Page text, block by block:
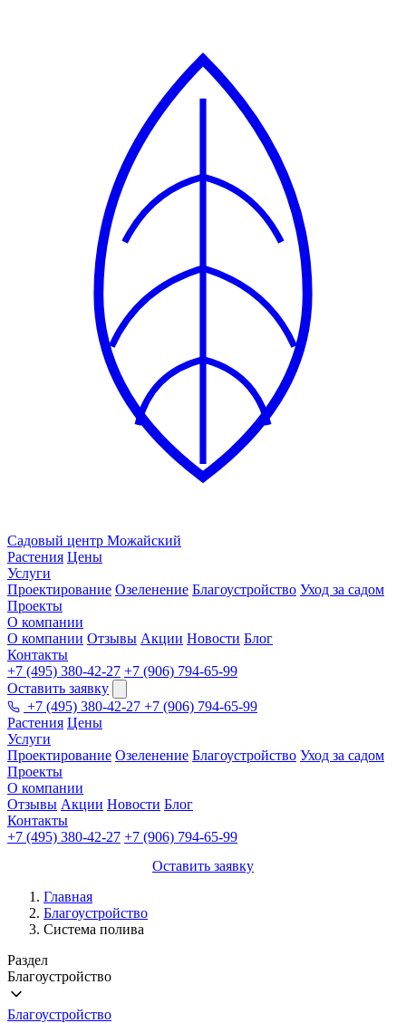
Садовый центр Можайский
Растения Цены
Услуги
Проектирование Озеленение Благоустройство Уход за садом
Проекты
О компании
О компании Отзывы Акции Новости Блог
Контакты
+7 (495) 380-42-27 +7 (906) 794-65-99
Оставить заявку
+7 (495) 380-42-27 +7 (906) 794-65-99
Растения Цены
Услуги
Проектирование Озеленение Благоустройство Уход за садом
Проекты
О компании
Отзывы Акции Новости Блог
Контакты
+7 (495) 380-42-27 +7 (906) 794-65-99
Оставить заявку
Главная
Благоустройство
Система полива
Раздел
Благоустройство
Благоустройство